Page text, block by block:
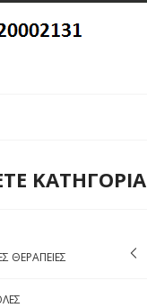
ΚΑΤΗΓΟΡΙΑ
ΘΕΡΑΠΕΙΕΣ